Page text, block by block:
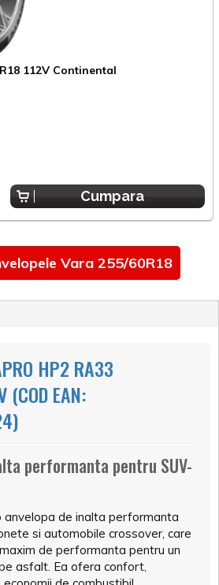
112V Continental
Cumpara
Vara 255/60R18
HP2 RA33
(COD EAN:
performanta pentru SUV-
de inalta performanta
si automobile crossover, care
de performanta pentru un
asfalt. Ea ofera confort,